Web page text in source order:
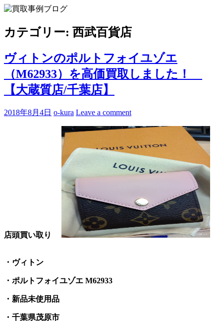
Skip
content
ポイントや高額買取のコツをお知らせします。
カテゴリー: 西武百貨店
ヴィトンのポルトフォイユゾエ
（M62933）を高価買取しました！
【大蔵質店/千葉店】
2018年8月4日 o-kura Leave a comment
店頭買い取り
・ヴィトン
・ポルトフォイユゾエ M62933
・新品未使用品
・千葉県茂原市